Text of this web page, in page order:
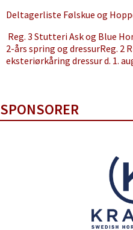
Deltagerliste Følskue og
Reg. 3 Stutteri Ask og Blue
2-års spring og dressurReg. 2
eksteriørkåring dressur d. 1.
SPONSORER